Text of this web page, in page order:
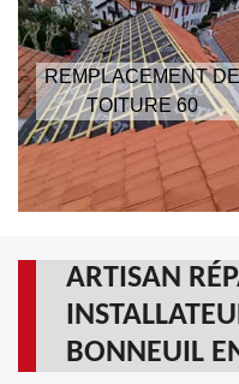
REMPLACEMENT DE
TOITURE 60
ARTISAN
BONNEUIL